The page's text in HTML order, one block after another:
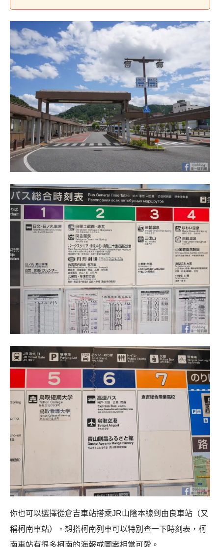
你也可以選擇從倉吉車站搭乘JR山陰本線到由良車站（又
稱柯南車站），想搭柯南列車可以特別查一下時刻表，柯
南車站有很多柯南的海報或圖案相當可愛。